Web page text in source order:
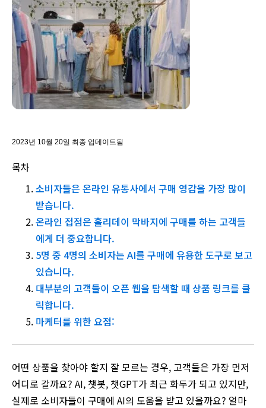
2023년 10월 20일 최종 업데이트됨
목차
소비자들은 온라인 유통사에서 구매 영감을 가장 많이
받습니다.
온라인 접점은 홀리데이 막바지에 구매를 하는 고객들
에게 더 중요합니다.
5명 중 4명의 소비자는 AI를 구매에 유용한 도구로 보고
있습니다.
대부분의 고객들이 오픈 웹을 탐색할 때 상품 링크를 클
릭합니다.
마케터를 위한 요점:
어떤 상품을 찾아야 할지 잘 모르는 경우, 고객들은 가장 먼저
어디로 갈까요? AI, 챗봇, 챗GPT가 최근 화두가 되고 있지만,
실제로 소비자들이 구매에 AI의 도움을 받고 있을까요? 얼마